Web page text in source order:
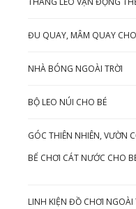
ĐU QUAY, MÂM QUAY
NHÀ BÓNG NGOÀI TRỜI
BỘ LEO NÚI CHO BÉ
GÓC THIÊN NHIÊN, VƯỜN
BỂ CHƠI CÁT NƯỚC CHO
LINH KIỆN ĐỒ CHƠI NGOÀI